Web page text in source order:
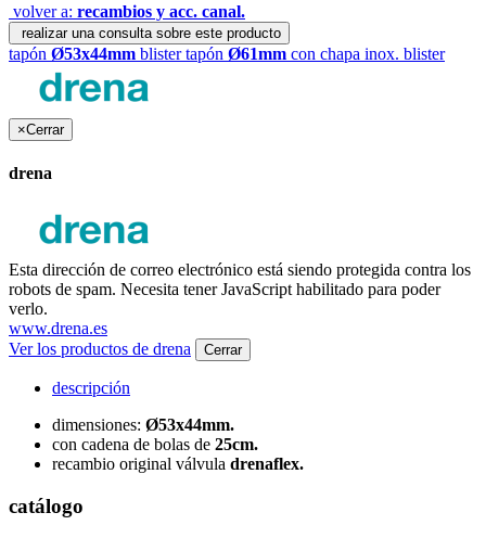
volver a: recambios y acc. canal.
realizar una consulta sobre este producto
tapón Ø53x44mm blister tapón Ø61mm con chapa inox. blister
×Cerrar
drena
Esta dirección de correo electrónico está siendo protegida contra los
robots de spam. Necesita tener JavaScript habilitado para poder
verlo.
www.drena.es
Ver los productos de drena
Cerrar
descripción
dimensiones: Ø53x44mm.
con cadena de bolas de 25cm.
recambio original válvula drenaflex.
catálogo